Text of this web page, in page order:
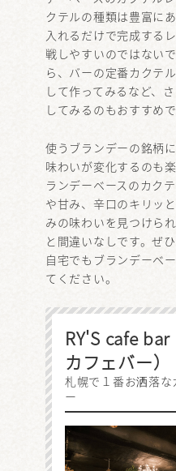
クテルの種類は豊富に
入れるだけで完成する
戦しやすいのではない
ら、バーの定番カクテ
して作ってみるなど、
してみるのもおすすめで
使うブランデーの銘柄
味わいが変化するのも
ランデーベースのカク
や甘み、辛口のキリッ
みの味わいを見つけら
と間違いなしです。ぜ
自宅でもブランデーベ
てください。
RY'S cafe
カフェバー）
札幌で１番お洒落
ー